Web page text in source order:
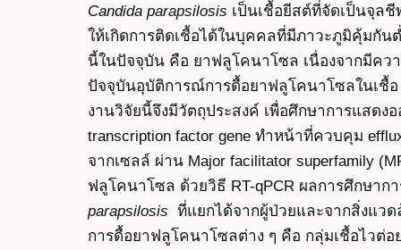
Candida parapsilosis เป็นเชื้อยีสต์ที่จัดเป็นจุล
ให้เกิดการติดเชื้อได้ในบุคคลที่มีภาวะภูมิคุ้มกัน
นี้ในปัจจุบัน คือ ยาฟลูโคนาโซล เนื่องจากมีคว
ปัจจุบันอุบัติการณ์การดื้อยาฟลูโคนาโซลในเชื้อ
งานวิจัยนี้จึงมีวัตถุประสงค์ เพื่อศึกษาการแสดง
transcription factor gene ทำหน้าที่ควบคุม
จากเซลล์ ผ่าน Major facilitator superfamily
ฟลูโคนาโซล ด้วยวิธี RT-qPCR ผลการศึกษาก
parapsilosis ที่แยกได้จากผู้ป่วยและจากสิ่งแว
การดื้อยาฟลูโคนาโซลต่าง ๆ คือ กลุ่มเชื้อไวต่อ